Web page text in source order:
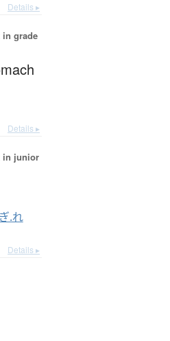
Details ▸
in grade
Details ▸
in junior
.れ
Details ▸